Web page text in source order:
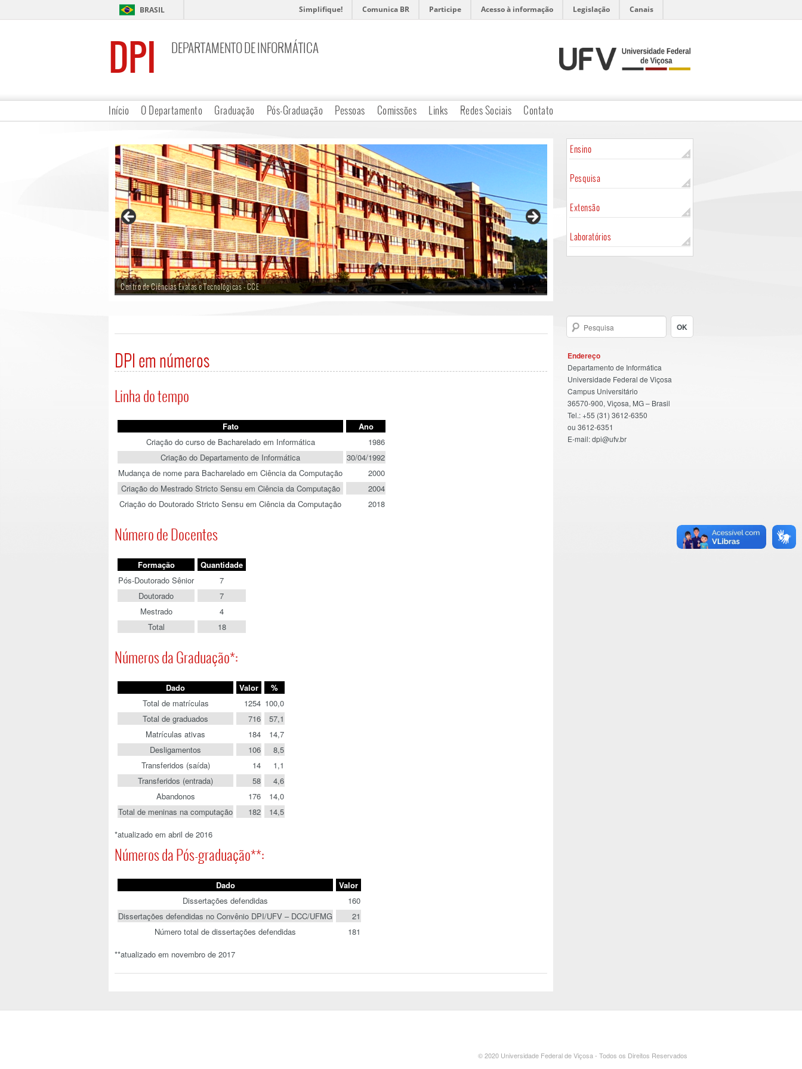
BRASIL Simplifique! Comunica BR Participe Acesso à informação Legislação Canais
DPI DEPARTAMENTO DE INFORMÁTICA
Início O Departamento Graduação Pós-Graduação Pessoas Comissões Links Redes Sociais Contato
Centro de Ciências Exatas e Tecnológicas - CCE
Ensino
Pesquisa
Extensão
Laboratórios
Endereço
Departamento de Informática
Universidade Federal de Viçosa
Campus Universitário
36570-900, Viçosa, MG – Brasil
Tel.: +55 (31) 3612-6350
ou 3612-6351
E-mail: dpi@ufv.br
DPI em números
Linha do tempo
Fato
Ano
Criação do curso de Bacharelado em Informática
1986
Criação do Departamento de Informática
30/04/1992
Mudança de nome para Bacharelado em Ciência da Computação
2000
Criação do Mestrado Stricto Sensu em Ciência da Computação
2004
Criação do Doutorado Stricto Sensu em Ciência da Computação
2018
Número de Docentes
Formação
Quantidade
Pós-Doutorado Sênior
7
Doutorado
7
Mestrado
4
Total
18
Números da Graduação*:
Dado Valor
%
Total de matrículas
1254 100,0
Total de graduados
716
57,1
Matrículas ativas
184
14,7
Desligamentos
106
8,5
Transferidos (saída)
14
1,1
Transferidos (entrada)
58
4,6
Abandonos
176
14,0
Total de meninas na computação
182
14,5
*atualizado em abril de 2016
Números da Pós-graduação**:
Dado
Valor
Dissertações defendidas
160
Dissertações defendidas no Convênio DPI/UFV – DCC/UFMG
21
Número total de dissertações defendidas
181
**atualizado em novembro de 2017
© 2020 Universidade Federal de Viçosa - Todos os Direitos Reservados